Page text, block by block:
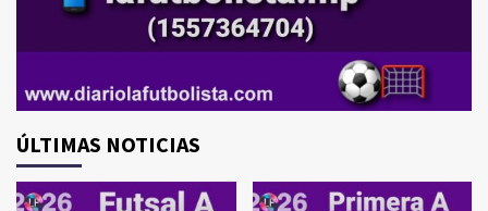
ÚLTIMAS NOTICIAS